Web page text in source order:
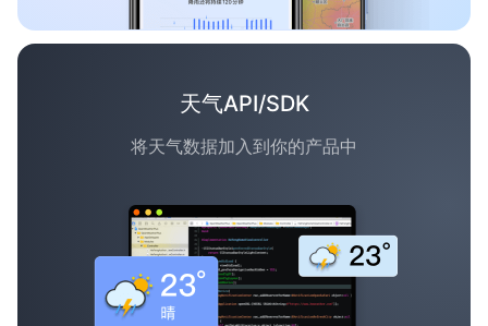
天气API/SDK
将天气数据加入到你的产品中